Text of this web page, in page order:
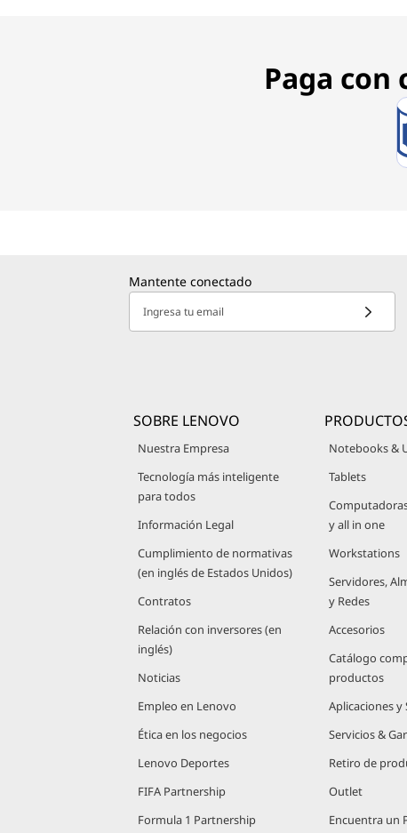
Paga con
Mantente conectado
Ingresa tu email
SOBRE LENOVO
Nuestra Empresa
Tecnología más inteligente
para todos
Información Legal
Cumplimiento de normativas
(en inglés de Estados Unidos)
Contratos
Relación con inversores (en
inglés)
Noticias
Empleo en Lenovo
Ética en los negocios
Lenovo Deportes
FIFA Partnership
Formula 1 Partnership
Notebooks &
Tablets
y all in one
Workstations
Servidores,
y Redes
Accesorios
Catálogo
productos
Aplicaciones y
Servicios &
Retiro de
Outlet
Encuentra un